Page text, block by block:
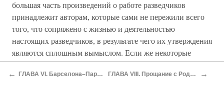
большая часть произведений о работе разведчиков
принадлежит авторам, которые сами не пережили всего
того, что сопряжено с жизнью и деятельностью
настоящих разведчиков, в результате чего их утверждения
являются сплошным вымыслом. Если же некоторые
разведчики и пытались сами стать авторами
произведений или передать материалы
← ГЛАВА VI. Барселона–Париж–Берлин–Москва ГЛАВА VIII. Прощание с Родиной. В дальний путь →